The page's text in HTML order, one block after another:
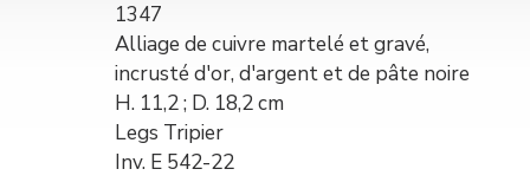
de
l’œuvre
1347
Alliage de cuivre martelé et gravé,
incrusté d'or, d'argent et de pâte noire
H. 11,2 ; D. 18,2 cm
Legs Tripier
Inv. E 542-22